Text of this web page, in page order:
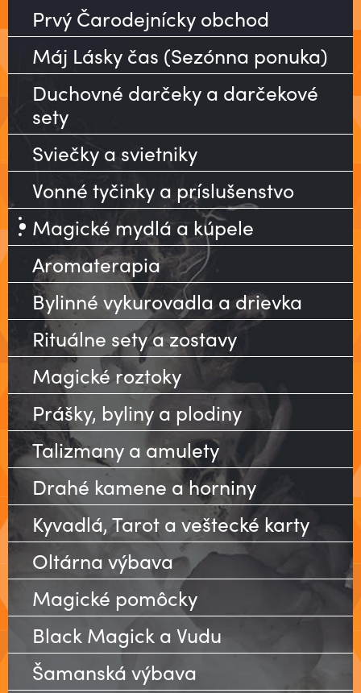
Prvý Čarodejnícky obchod
Máj Lásky čas (Sezónna ponuka)
Duchovné darčeky a darčekové
sety
Sviečky a svietniky
Vonné tyčinky a príslušenstvo
Magické mydlá a kúpele
Aromaterapia
Bylinné vykurovadla a drievka
Rituálne sety a zostavy
Magické roztoky
Prášky, byliny a plodiny
Talizmany a amulety
Drahé kamene a horniny
Kyvadlá, Tarot a veštecké karty
Oltárna výbava
Magické pomôcky
Black Magick a Vudu
Šamanská výbava